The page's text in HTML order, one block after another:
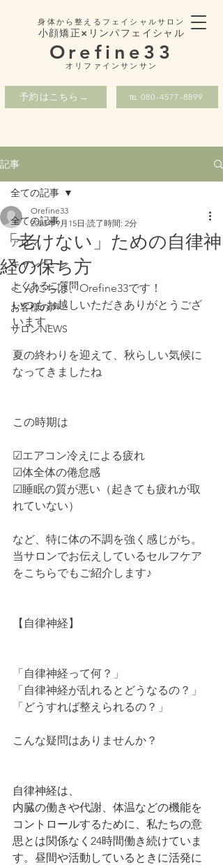
身体から整えるフェイシャルサロン
小顔矯正×リンパフェイシャル
Orefine33
​オリファインサンサン
予約はこちら→ ℡ 080-4577-8899
記事
全ての記事
アロマ
キャンペーン
よくあるご質問
お客様の声
サロンNEWS
全ての記事
「老けない」ための自律神
経の保ち方
Orefine33
2023年9月15日 読了時間: 2分
こんにちは、Orefine33です！
いつもお越しいただきありがとうござ
います。
夏の終わりを迎えて、秋らしい気候に
なってきましたね
この時期は
☑︎エアコン冷えによる疲れ
☑︎体全体の倦怠感
☑︎睡眠の質が悪い（起きても疲れが取
れていない）
など、特に体の不調を強く感じがち。
当サロンでお伝えしているセルフケア
をこちらでもご紹介します♪
【自律神経】
「自律神経って何？」
「自律神経が乱れるとどうなるの？」
「どうすれば整えられるの？」
こんな疑問はありませんか？
自律神経は、
内臓の働きや代謝、体温などの機能を
コントロールするために、私たちの意
思とは関係なく24時間働き続けていま
す。昼間や活動しているときに活発に